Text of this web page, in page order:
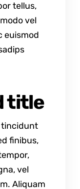
tellus,
vel
euismod
title
tincidunt
finibus,
vel
Aliquam